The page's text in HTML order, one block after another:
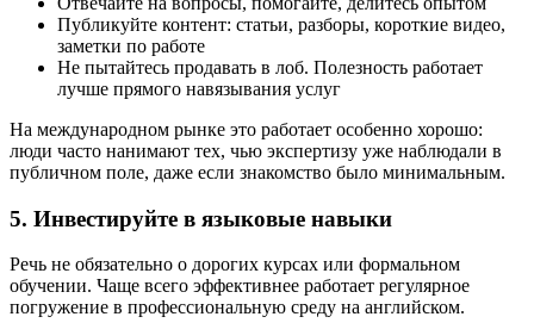
Публикуйте контент: статьи, разборы, короткие видео,
заметки по работе
Не пытайтесь продавать в лоб. Полезность работает
лучше прямого навязывания услуг
На международном рынке это работает особенно хорошо:
люди часто нанимают тех, чью экспертизу уже наблюдали в
публичном поле, даже если знакомство было минимальным.
5. Инвестируйте в языковые навыки
Речь не обязательно о дорогих курсах или формальном
обучении. Чаще всего эффективнее работает регулярное
погружение в профессиональную среду на английском.